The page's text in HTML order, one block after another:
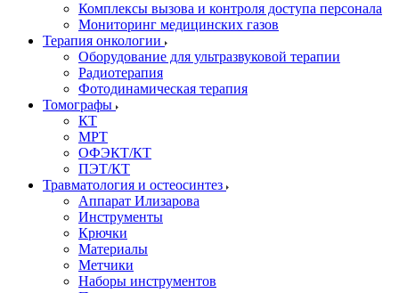
Комплексы вызова и контроля доступа персонала
Мониторинг медицинских газов
Терапия онкологии
Оборудование для ультразвуковой терапии
Радиотерапия
Фотодинамическая терапия
Томографы
КТ
МРТ
ОФЭКТ/КТ
ПЭТ/КТ
Травматология и остеосинтез
Аппарат Илизарова
Инструменты
Крючки
Материалы
Метчики
Наборы инструментов